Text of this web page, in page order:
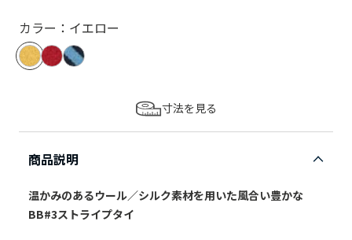
カラー：イエロー
寸法を見る
商品説明
温かみのあるウール／シルク素材を用いた風合い豊かな
BB#3ストライプタイ